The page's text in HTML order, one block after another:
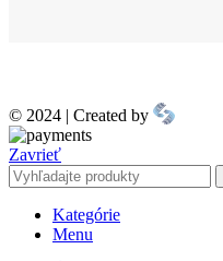
© 2024 | Created by
Zavrieť
Kategórie
Menu